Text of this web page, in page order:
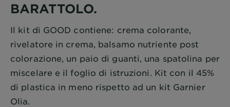
BARATTOLO.
Il kit di GOOD contiene: crema colorante,
rivelatore in crema, balsamo nutriente post
colorazione, un paio di guanti, una spatolina per
miscelare e il foglio di istruzioni. Kit con il 45%
di plastica in meno rispetto ad un kit Garnier
Olia.